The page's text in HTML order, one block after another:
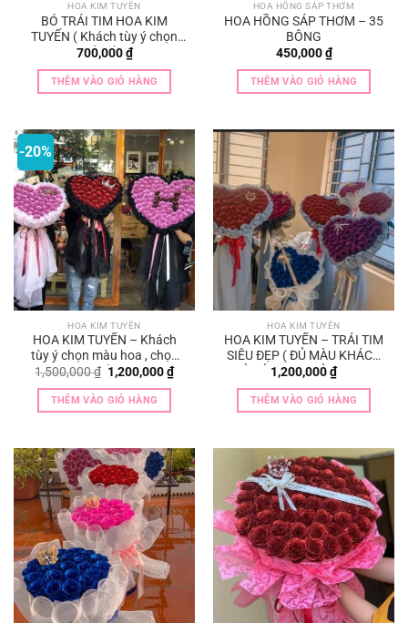
HOA KIM TUYẾN
BÓ TRÁI TIM HOA KIM
TUYẾN ( Khách tùy ý chọn
màu hoa đỏ , hồng , xanh ,
vàng …)
700,000₫
THÊM VÀO GIỎ HÀNG
HOA HỒNG SÁP THƠM
HOA HỒNG SÁP THƠM – 35
BÔNG
450,000₫
THÊM VÀO GIỎ HÀNG
-20%
HOA KIM TUYẾN
HOA KIM TUYẾN – Khách
tùy ý chọn màu hoa , chọn
kiểu
1,500,000₫ Giá
gốc
là:
1,500,000 ₫.
1,200,000₫Giá
hiện
THÊM VÀO GIỎ HÀNG
HOA KIM TUYẾN
HOA KIM TUYẾN – TRÁI TIM
SIÊU ĐẸP ( ĐỦ MÀU KHÁCH
TÙY Ý CHỌN MÀU HOA )
1,200,000₫
THÊM VÀO GIỎ HÀNG